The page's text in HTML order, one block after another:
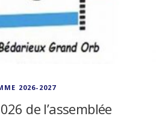
2026-2027
de l’assemblée